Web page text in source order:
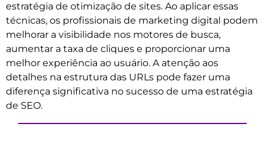
estratégia de otimização de sites. Ao aplicar essas
técnicas, os profissionais de marketing digital podem
melhorar a visibilidade nos motores de busca,
aumentar a taxa de cliques e proporcionar uma
melhor experiência ao usuário. A atenção aos
detalhes na estrutura das URLs pode fazer uma
diferença significativa no sucesso de uma estratégia
de SEO.